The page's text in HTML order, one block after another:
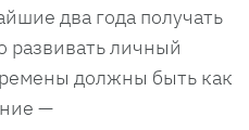
два года получать
личный
должны быть как
—